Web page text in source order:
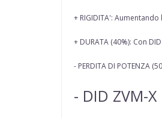
+ RIGIDITA':
+ DURATA (40%): Con
- PERDITA DI POTENZA
- DID ZVM-X